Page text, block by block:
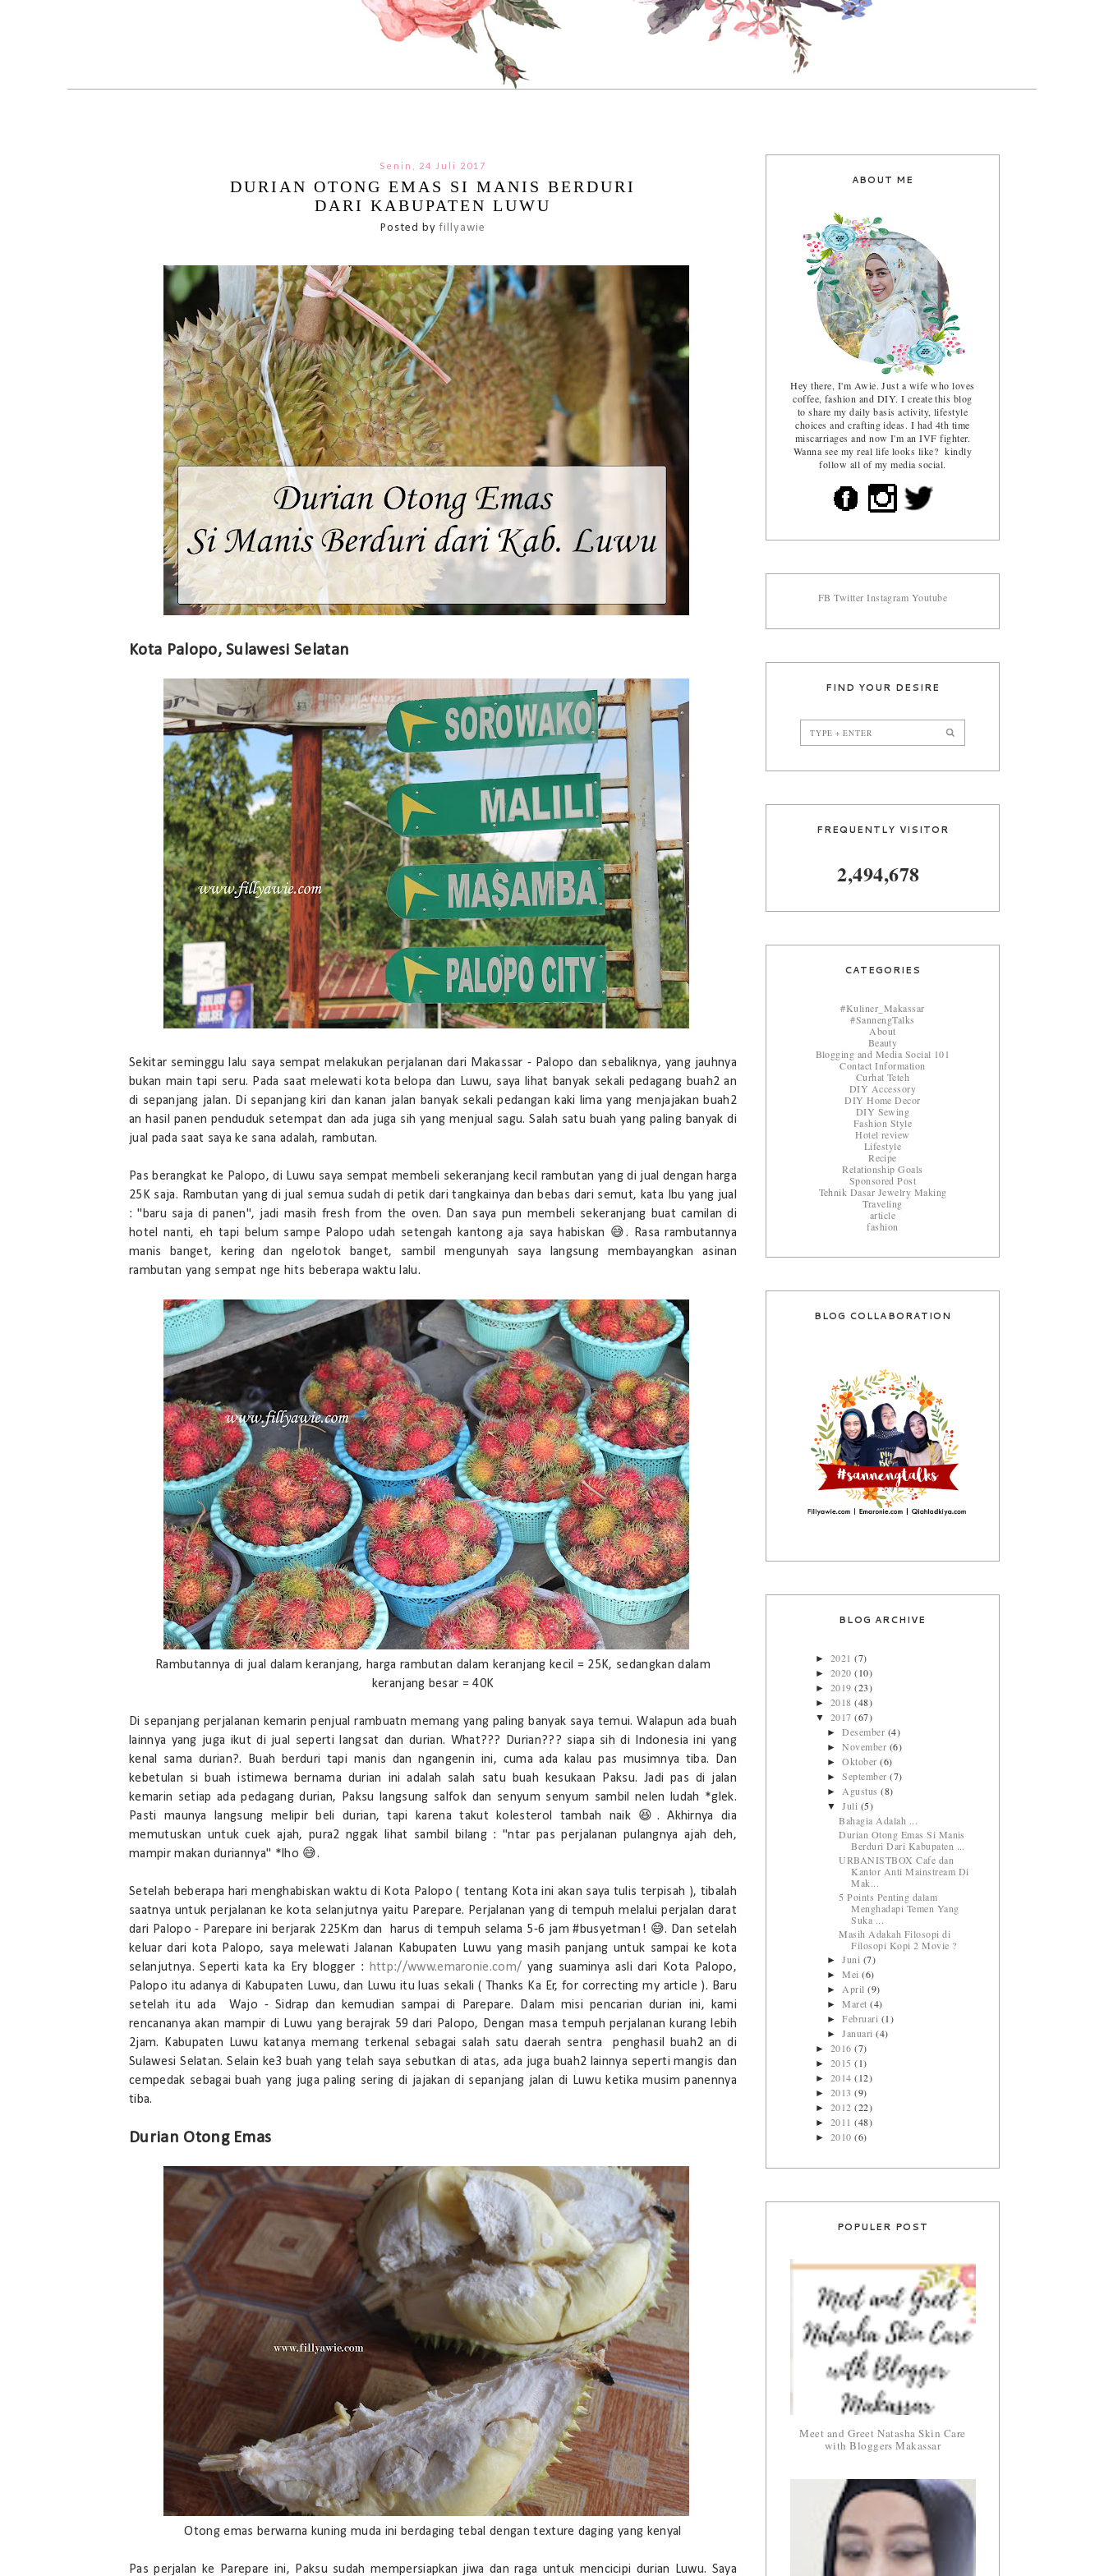
Senin, 24 Juli 2017
DURIAN OTONG EMAS SI MANIS BERDURI
DARI KABUPATEN LUWU
Posted byfillyawie
Kota Palopo, Sulawesi Selatan
Sekitar seminggu lalu saya sempat melakukan perjalanan dari Makassar - Palopo dan sebaliknya, yang jauhnya
bukan main tapi seru. Pada saat melewati kota belopa dan Luwu, saya lihat banyak sekali pedagang buah2 an
di sepanjang jalan. Di sepanjang kiri dan kanan jalan banyak sekali pedangan kaki lima yang menjajakan buah2
an hasil panen penduduk setempat dan ada juga sih yang menjual sagu. Salah satu buah yang paling banyak di
jual pada saat saya ke sana adalah, rambutan.
Pas berangkat ke Palopo, di Luwu saya sempat membeli sekeranjang kecil rambutan yang di jual dengan harga
25K saja. Rambutan yang di jual semua sudah di petik dari tangkainya dan bebas dari semut, kata Ibu yang jual
: "baru saja di panen", jadi masih fresh from the oven. Dan saya pun membeli sekeranjang buat camilan di
hotel nanti, eh tapi belum sampe Palopo udah setengah kantong aja saya habiskan 😅. Rasa rambutannya
manis banget, kering dan ngelotok banget, sambil mengunyah saya langsung membayangkan asinan
rambutan yang sempat nge hits beberapa waktu lalu.
Rambutannya di jual dalam keranjang, harga rambutan dalam keranjang kecil = 25K, sedangkan dalam
keranjang besar = 40K
Di sepanjang perjalanan kemarin penjual rambuatn memang yang paling banyak saya temui. Walapun ada buah
lainnya yang juga ikut di jual seperti langsat dan durian. What??? Durian??? siapa sih di Indonesia ini yang
kenal sama durian?. Buah berduri tapi manis dan ngangenin ini, cuma ada kalau pas musimnya tiba. Dan
kebetulan si buah istimewa bernama durian ini adalah salah satu buah kesukaan Paksu. Jadi pas di jalan
kemarin setiap ada pedagang durian, Paksu langsung salfok dan senyum senyum sambil nelen ludah *glek.
Pasti maunya langsung melipir beli durian, tapi karena takut kolesterol tambah naik 😆. Akhirnya dia
memutuskan untuk cuek ajah, pura2 nggak lihat sambil bilang : "ntar pas perjalanan pulangnya ajah deh,
mampir makan duriannya" *lho 😅.
Setelah beberapa hari menghabiskan waktu di Kota Palopo ( tentang Kota ini akan saya tulis terpisah ), tibalah
saatnya untuk perjalanan ke kota selanjutnya yaitu Parepare. Perjalanan yang di tempuh melalui perjalan darat
dari Palopo - Parepare ini berjarak 225Km dan harus di tempuh selama 5-6 jam #busyetman! 😅. Dan setelah
keluar dari kota Palopo, saya melewati Jalanan Kabupaten Luwu yang masih panjang untuk sampai ke kota
selanjutnya. Seperti kata ka Ery blogger : http://www.emaronie.com/ yang suaminya asli dari Kota Palopo,
Palopo itu adanya di Kabupaten Luwu, dan Luwu itu luas sekali ( Thanks Ka Er, for correcting my article ). Baru
setelah itu ada Wajo - Sidrap dan kemudian sampai di Parepare. Dalam misi pencarian durian ini, kami
rencananya akan mampir di Luwu yang berajrak 59 dari Palopo, Dengan masa tempuh perjalanan kurang lebih
2jam. Kabupaten Luwu katanya memang terkenal sebagai salah satu daerah sentra penghasil buah2 an di
Sulawesi Selatan. Selain ke3 buah yang telah saya sebutkan di atas, ada juga buah2 lainnya seperti mangis dan
cempedak sebagai buah yang juga paling sering di jajakan di sepanjang jalan di Luwu ketika musim panennya
tiba.
Durian Otong Emas
Otong emas berwarna kuning muda ini berdaging tebal dengan texture daging yang kenyal
Pas perjalan ke Parepare ini, Paksu sudah mempersiapkan jiwa dan raga untuk mencicipi durian Luwu. Saya
ABOUT ME
Hey there, I'm Awie. Just a wife who loves
coffee, fashion and DIY. I create this blog
to share my daily basis activity, lifestyle
choices and crafting ideas. I had 4th time
miscarriages and now I'm an IVF fighter.
Wanna see my real life looks like? kindly
follow all of my media social.
FB Twitter Instagram Youtube
FIND YOUR DESIRE
FREQUENTLY VISITOR
2,494,678
CATEGORIES
#Kuliner_Makassar
#SannengTalks
About
Beauty
Blogging and Media Social 101
Contact Information
Curhat Teteh
DIY Accessory
DIY Home Decor
DIY Sewing
Fashion Style
Hotel review
Lifestyle
Recipe
Relationship Goals
Sponsored Post
Tehnik Dasar Jewelry Making
Traveling
article
fashion
BLOG COLLABORATION
BLOG ARCHIVE
► 2021(7)
► 2020(10)
► 2019(23)
► 2018(48)
▼ 2017(67)
►Desember (4)
►November (6)
►Oktober(6)
►September(7)
►Agustus(8)
▼Juli (5)
Bahagia Adalah ...
Durian Otong Emas Si Manis
Berduri Dari Kabupaten ...
URBANISTBOX Cafe dan
Kantor Anti Mainstream Di
Mak...
5 Points Penting dalam
Menghadapi Temen Yang
Suka ...
Masih Adakah Filosopi di
Filosopi Kopi 2 Movie ?
►Juni (7)
►Mei(6)
►April(9)
►Maret(4)
►Februari (1)
►Januari(4)
► 2016(7)
► 2015(1)
► 2014(12)
► 2013(9)
► 2012(22)
► 2011(48)
► 2010(6)
POPULER POST
Meet and Greet Natasha Skin Care
with Bloggers Makassar